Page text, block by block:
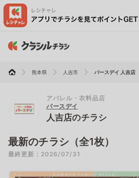
熊本県 人吉市 バースデイ 人吉店
アパレル・衣料品店
バースデイ
人吉店のチラシ
最新のチラシ（全1枚）
最終更新：2026/07/31